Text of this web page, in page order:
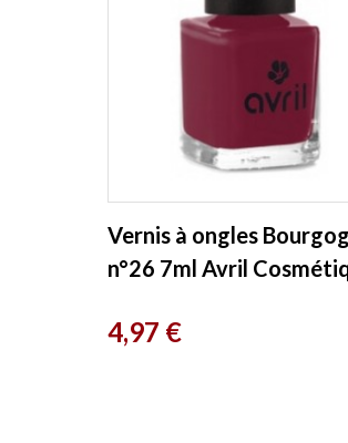
Vernis à ongles
n°26 7ml Avril
Prix
4,97 €